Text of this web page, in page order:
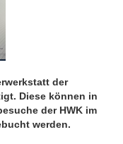
der
Diese können in
der HWK im
werden.